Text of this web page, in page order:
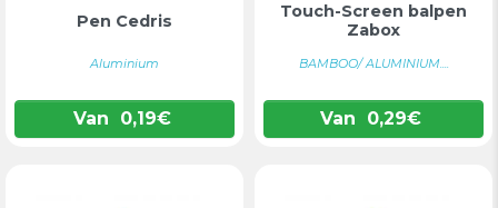
Pen Cedris
Aluminium
Van 0,19€
Touch-Screen balpen
Zabox
BAMBOO/ ALUMINIUM....
Van 0,29€